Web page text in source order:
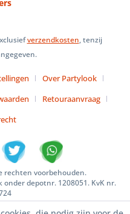
verzendkosten, tenzij
Over Partylook
Retouraanvraag
rechten voorbehouden.
depotnr. 1208051. KvK nr.